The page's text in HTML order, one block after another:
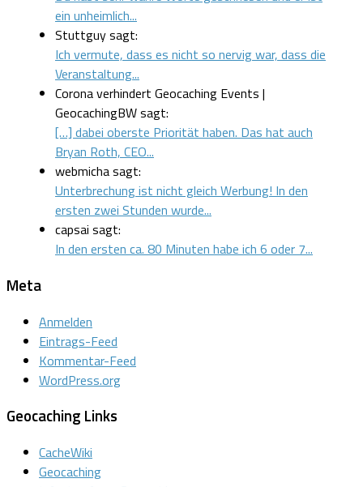
ein unheimlich...
Stuttguy sagt:
Ich vermute, dass es nicht so nervig war, dass die
Veranstaltung...
Corona verhindert Geocaching Events |
GeocachingBW sagt:
[…] dabei oberste Priorität haben. Das hat auch
Bryan Roth, CEO...
webmicha sagt:
Unterbrechung ist nicht gleich Werbung! In den
ersten zwei Stunden wurde...
capsai sagt:
In den ersten ca. 80 Minuten habe ich 6 oder 7...
Meta
Anmelden
Eintrags-Feed
Kommentar-Feed
WordPress.org
Geocaching Links
CacheWiki
Geocaching